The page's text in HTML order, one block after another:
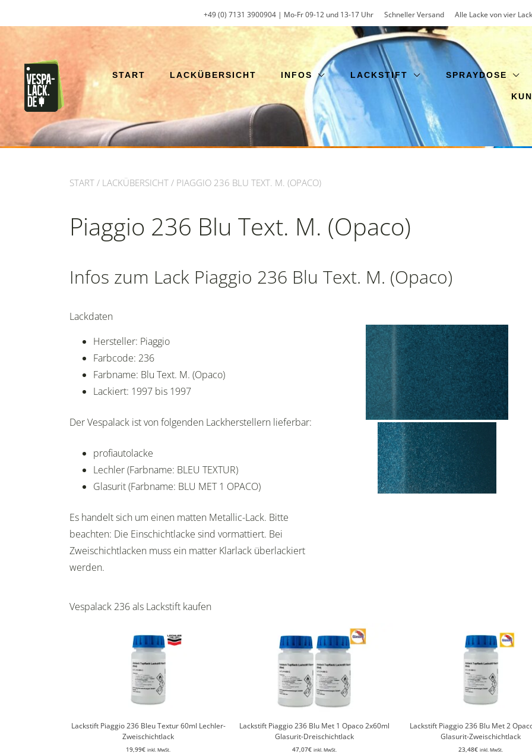
+49 (0) 7131 3900904 | Mo-Fr 09-12 und 13-17 Uhr Schneller Versand Alle Lacke von vier
START LACKÜBERSICHT INFOS LACKSTIFT SPRAYDOSE
START / LACKÜBERSICHT / PIAGGIO 236 BLU TEXT. M. (OPACO)
Piaggio 236 Blu Text. M. (Opaco)
Infos zum Lack Piaggio 236 Blu Text. M. (Opaco)
Lackdaten
Hersteller: Piaggio
Farbcode: 236
Farbname: Blu Text. M. (Opaco)
Lackiert: 1997 bis 1997
Der Vespalack ist von folgenden Lackherstellern lieferbar:
profiautolacke
Lechler (Farbname: BLEU TEXTUR)
Glasurit (Farbname: BLU MET 1 OPACO)
Es handelt sich um einen matten Metallic-Lack. Bitte
beachten: Die Einschichtlacke sind vormattiert. Bei
Zweischichtlacken muss ein matter Klarlack überlackiert
werden.
Vespalack 236 als Lackstift kaufen
Lackstift Piaggio 236 Bleu Textur 60ml Lechler-
Zweischichtlack
19,99€ inkl. MwSt.
Lackstift Piaggio 236 Blu Met 1 Opaco 2x60ml
Glasurit-Dreischichtlack
47,07€ inkl. MwSt.
Lackstift Piaggio 236 Blu Met 2
Glasurit-Zweischichtlack
23,48€ inkl. MwSt.